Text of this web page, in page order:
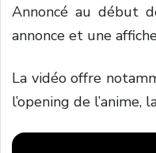
Annoncé au début
annonce et une
La vidéo offre
l’opening de